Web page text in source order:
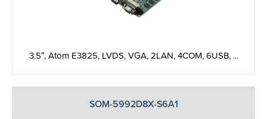
3.5″, Atom E3825, LVDS, VGA, 2LAN, 4COM, 6USB, ...
SOM-5992D8X-S6A1